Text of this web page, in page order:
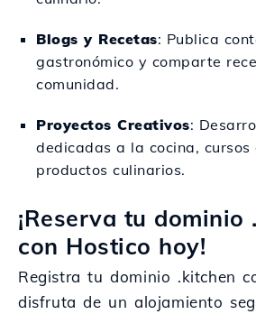
Blogs y Recetas: Publica
gastronómico y comparte
comunidad.
Proyectos Creativos:
dedicadas a la cocina, cursos
productos culinarios.
¡Reserva tu dominio
con Hostico hoy!
Registra tu dominio .kitchen
disfruta de un alojamiento